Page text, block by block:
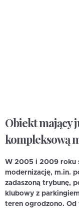
Obiekt mający
kompleksową
W 2005 i 2009 roku
modernizację, m.in.
zadaszoną trybunę,
klubowy z
teren ogrodzono. Od